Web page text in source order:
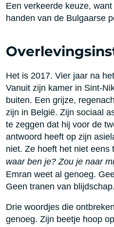
Een verkeerde keuze,
handen van de Bulgaarse
Het is 2017. Vier jaar na
Vanuit zijn kamer in Sint-
buiten. Een grijze,
zijn in België. Zijn sociaal
te zeggen dat hij voor de
antwoord heeft op zijn
niet. Ze hoeft het niet eens
waar ben je? Zou je naar
Emran weet al genoeg.
Geen tranen van blijdschap.
Drie woordjes die
genoeg. Zijn beetje hoop